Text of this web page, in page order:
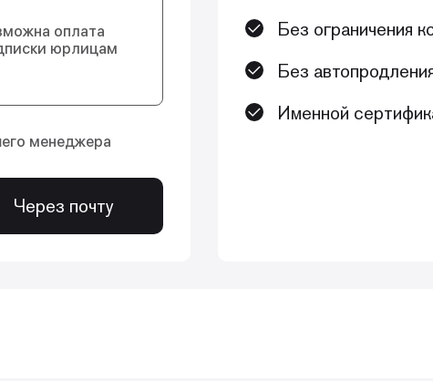
оплата
юрлицам
менеджера
Через почту
Без ограничения
Без
Именной